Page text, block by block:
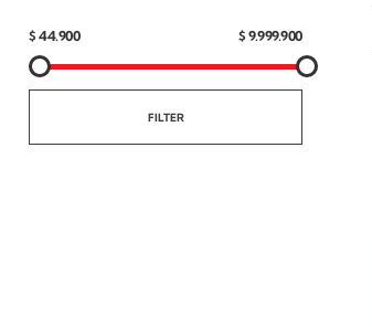
$ 44.900 $ 9.999.900
FILTER